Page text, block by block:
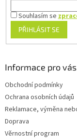
Souhlasím se
PŘIHLÁSIT SE
Informace pro vás
Obchodní podmínky
Ochrana osobních údajů
Reklamace, výměna
Doprava
Věrnostní program